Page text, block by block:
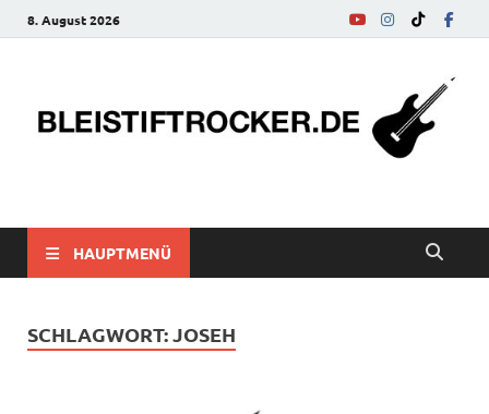
8. August 2026
bleistiftrocker.de
HAUPTMENÜ
SCHLAGWORT:JOSEH